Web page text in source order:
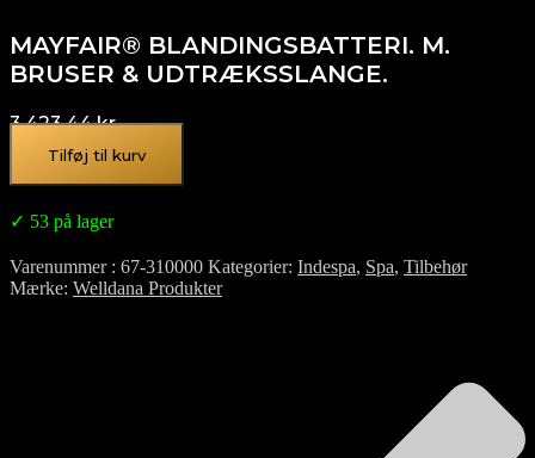
MAYFAIR® BLANDINGSBATTERI. M.
BRUSER & UDTRÆKSSLANGE.
3.423,44kr.
Tilføj til kurv
✓ 53 på lager
Varenummer 67-310000 Kategorier Indespa, Spa, Tilbehør
Mærke Welldana Produkter